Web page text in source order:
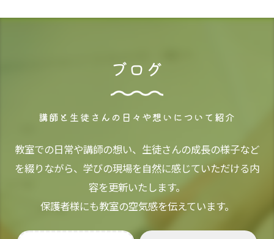
講師と生徒さんの日々や想いについて紹介
ブログ
教室での日常や講師の想い、生徒さんの成長の様子など
を綴りながら、学びの現場を自然に感じていただける内
容を更新いたします。
保護者様にも教室の空気感を伝えています。